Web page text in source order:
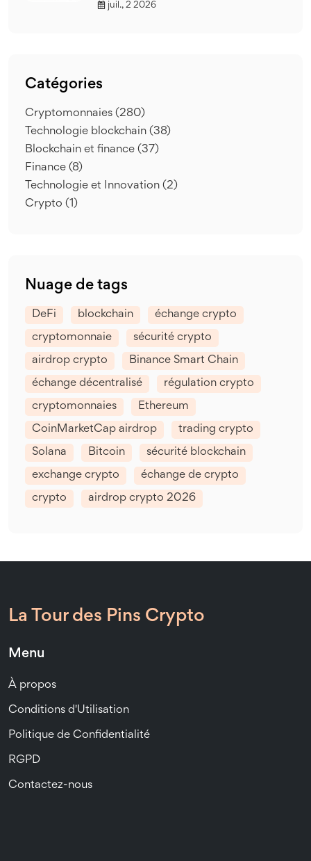
juil., 2 2026
Catégories
Cryptomonnaies (280)
Technologie blockchain (38)
Blockchain et finance (37)
Finance (8)
Technologie et Innovation (2)
Crypto (1)
Nuage de tags
DeFi blockchain échange crypto
cryptomonnaie sécurité crypto
airdrop crypto Binance Smart Chain
échange décentralisé régulation crypto
cryptomonnaies Ethereum
CoinMarketCap airdrop trading crypto
Solana Bitcoin sécurité blockchain
exchange crypto échange de crypto
crypto airdrop crypto 2026
La Tour des Pins Crypto
Menu
À propos
Conditions d'Utilisation
Politique de Confidentialité
RGPD
Contactez-nous